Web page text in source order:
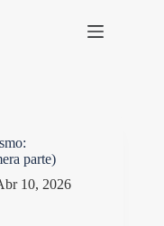
parte)
10, 2026